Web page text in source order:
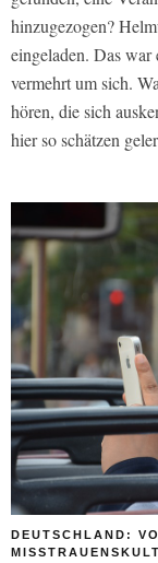
hinzugezogen?
eingeladen. Das
vermehrt um sich.
hören, die sich
hier so schätzen
DEUTSCHLAND: